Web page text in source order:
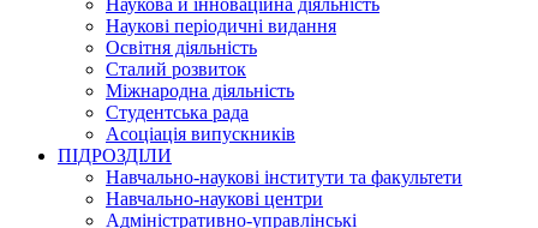
Наукові періодичні видання
Освітня діяльність
Сталий розвиток
Міжнародна діяльність
Студентська рада
Асоціація випускників
ПІДРОЗДІЛИ
Навчально-наукові інститути та факультети
Навчально-наукові центри
Адміністративно-управлінські